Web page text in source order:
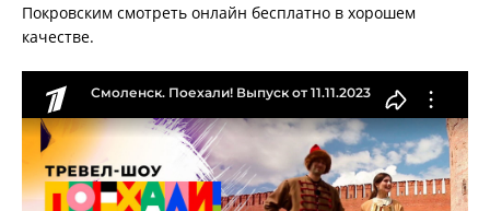
Покровским смотреть онлайн бесплатно в хорошем
качестве.